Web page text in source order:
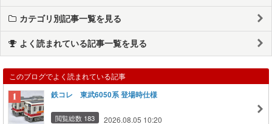
カテゴリ別記事一覧を見る
よく読まれている記事一覧を見る
このブログでよく読まれている記事
鉄コレ 東武6050系 登場時仕様
閲覧総数 183 2026.08.05 10:20